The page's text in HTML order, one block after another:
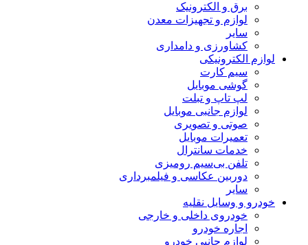
برق و الکترونیک
لوازم و تجهیزات معدن
سایر
کشاورزی و دامداری
لوازم الکترونیکی
سیم کارت
گوشی موبایل
لپ تاپ و تبلت
لوازم جانبی موبایل
صوتی و تصویری
تعمیرات موبایل
خدمات سانترال
تلفن بی‌سیم رومیزی
دوربین عکاسی و فیلمبرداری
سایر
خودرو و وسایل نقلیه
خودروی داخلی و خارجی
اجاره خودرو
لوازم جانبی خودرو